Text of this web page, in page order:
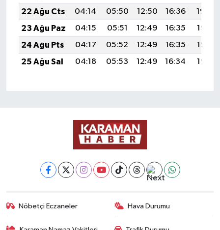
22 Ağu Cts
04:14 05:50 12:50 16:36
19:40
23 Ağu Paz
04:15 05:51 12:49 16:35
19:38
24 Ağu Pts
04:17 05:52 12:49 16:35
19:37
25 Ağu Sal
04:18 05:53 12:49 16:34 19:35
Nöbetçi Eczaneler Hava Durumu